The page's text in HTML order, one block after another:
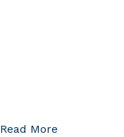
Read More